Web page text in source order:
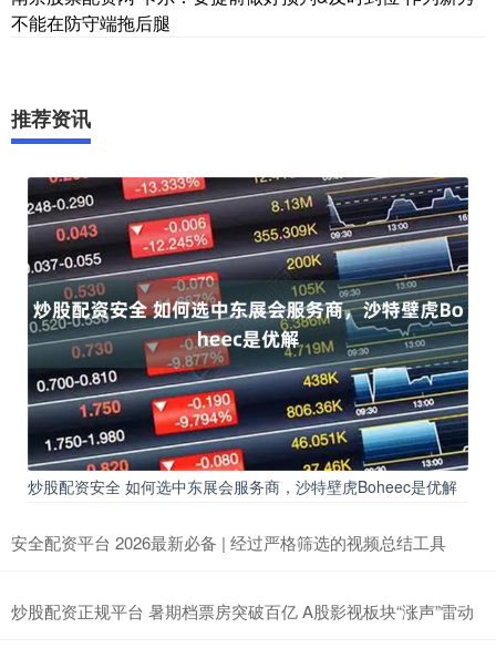
不能在防守端拖后腿
推荐资讯
炒股配资安全 如何选中东展会服务商，沙特壁虎Boheec是优解
安全配资平台 2026最新必备 | 经过严格筛选的视频总结工具
炒股配资正规平台 暑期档票房突破百亿 A股影视板块“涨声”雷动